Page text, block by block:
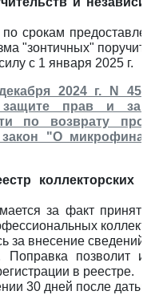
срокам
"зонтичных"
с 1 января 2025 г.
2024 г. N
прав и
по возврату
"О
коллекторских
за факт
за внесение
Поправка позволит
в реестре.
30 дней после даты